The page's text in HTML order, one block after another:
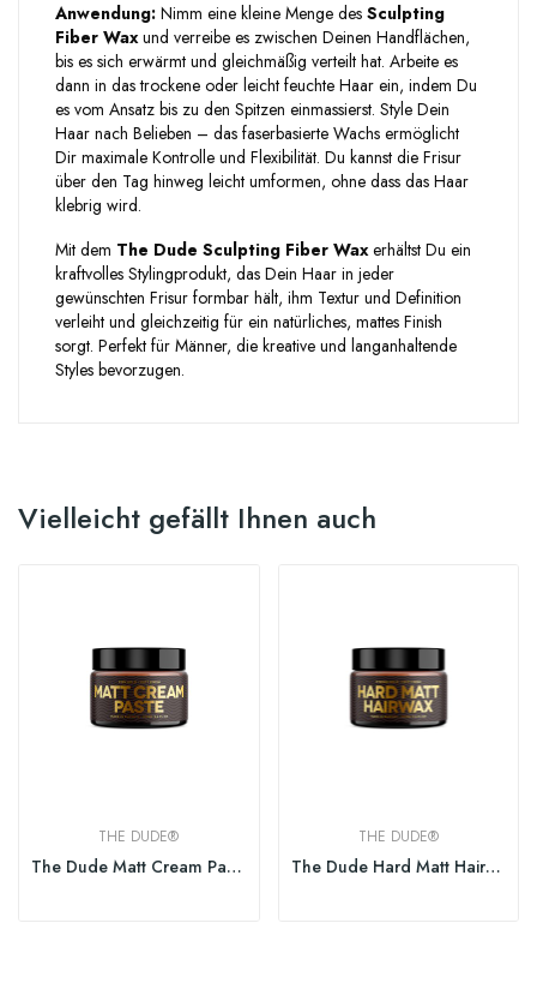
Anwendung: Nimm eine kleine Menge des Sculpting
Fiber Waxund verreibe es zwischen Deinen Handflächen,
bis es sich erwärmt und gleichmäßig verteilt hat. Arbeite es
dann in das trockene oder leicht feuchte Haar ein, indem Du
es vom Ansatz bis zu den Spitzen einmassierst. Style Dein
Haar nach Belieben – das faserbasierte Wachs ermöglicht
Dir maximale Kontrolle und Flexibilität. Du kannst die Frisur
über den Tag hinweg leicht umformen, ohne dass das Haar
klebrig wird.
Mit dem The Dude Sculpting Fiber Waxerhältst Du ein
kraftvolles Stylingprodukt, das Dein Haar in jeder
gewünschten Frisur formbar hält, ihm Textur und Definition
verleiht und gleichzeitig für ein natürliches, mattes Finish
sorgt. Perfekt für Männer, die kreative und langanhaltende
Styles bevorzugen.
Vielleicht gefällt Ihnen auch
THE DUDE®
The Dude Matt Cream Paste 100ml
THE DUDE®
The Dude Hard Matt Hairwax 100ml